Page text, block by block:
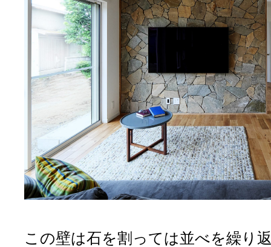
この壁は石を割っては並べを繰り